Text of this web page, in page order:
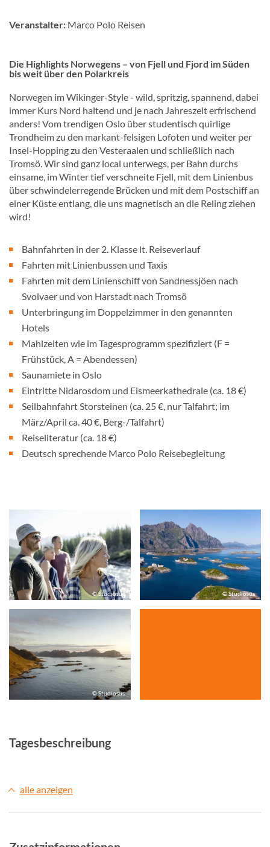
Veranstalter: Marco Polo Reisen
Die Highlights Norwegens – von Fjell und Fjord im Süden
bis weit über den Polarkreis
Norwegen im Wikinger-Style - wild, spritzig, spannend, dabei
immer Kurs Nord haltend und je nach Jahreszeit erfrischend
anders! Vom trendigen Oslo über studentisch quirlige
Trondheim zu den markant-felsigen Lofoten und weiter per
Insel-Hopping zu den Vesteraalen und schließlich nach
Tromsö. Wir sind ganz local unterwegs, per Bahn durchs
einsame, im Winter tief verschneite Fjell, mit dem Linienbus
über schwindelerregende Brücken und mit dem Postschiff an
einer Küste entlang, die uns magnetisch an die Reling ziehen
wird!
Bahnfahrten in der 2. Klasse lt. Reiseverlauf
Fahrten mit Linienbussen und Taxis
Fahrten mit dem Linienschiff von Sandnessjöen nach
Svolvaer und von Harstadt nach Tromsö
Unterbringung im Doppelzimmer in den genannten
Hotels
Mahlzeiten wie im Tagesprogramm spezifiziert (F =
Frühstück, A = Abendessen)
Saunamiete in Oslo
Eintritte Nidarosdom und Eismeerkathedrale (ca. 18 €)
Seilbahnfahrt Storsteinen (ca. 25 €, nur Talfahrt; im
März/April ca. 40 €, Berg-/Talfahrt)
Reiseliteratur (ca. 18 €)
Deutsch sprechende Marco Polo Reisebegleitung
© Studiosus © Studiosus
© Studiosus
Tagesbeschreibung
alle anzeigen